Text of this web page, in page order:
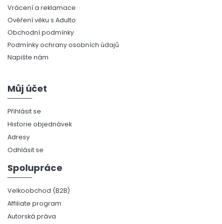
Vrácení a reklamace
Ověření věku s Adulto
Obchodní podmínky
Podmínky ochrany osobních údajů
Napište nám
Můj účet
Přihlásit se
Historie objednávek
Adresy
Odhlásit se
Spolupráce
Velkoobchod (B2B)
Affiliate program
Autorská práva